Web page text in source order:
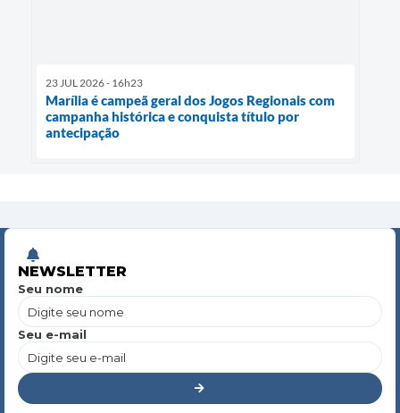
23 JUL 2026 - 16h23
Marília é campeã geral dos Jogos Regionais com
campanha histórica e conquista título por
antecipação
NEWSLETTER
Seu nome
Seu e-mail